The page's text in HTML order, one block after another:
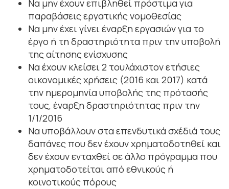
Να μην έχουν επιβληθεί πρόστιμα για
παραβάσεις εργατικής νομοθεσίας
Να μην έχει γίνει έναρξη εργασιών για το
έργο ή τη δραστηριότητα πριν την υποβολή
της αίτησης ενίσχυσης
Να έχουν κλείσει 2 τουλάχιστον ετήσιες
οικονομικές χρήσεις (2016 και 2017) κατά
την ημερομηνία υποβολής της πρότασής
τους, έναρξη δραστηριότητας πριν την
1/1/2016
Να υποβάλλουν στα επενδυτικά σχέδιά τους
δαπάνες που δεν έχουν χρηματοδοτηθεί και
δεν έχουν ενταχθεί σε άλλο πρόγραμμα που
χρηματοδοτείται από εθνικούς ή
κοινοτικούς πόρους